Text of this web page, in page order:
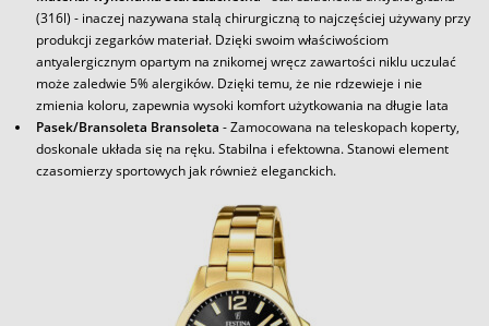
(316l) - inaczej nazywana stalą chirurgiczną to najczęściej używany przy
produkcji zegarków materiał. Dzięki swoim właściwościom
antyalergicznym opartym na znikomej wręcz zawartości niklu uczulać
może zaledwie 5% alergików. Dzięki temu, że nie rdzewieje i nie
zmienia koloru, zapewnia wysoki komfort użytkowania na długie lata
Pasek/Bransoleta Bransoleta - Zamocowana na teleskopach koperty,
doskonale układa się na ręku. Stabilna i efektowna. Stanowi element
czasomierzy sportowych jak również eleganckich.